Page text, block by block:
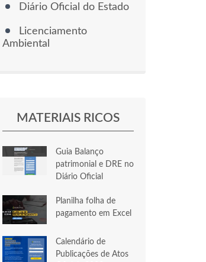
Diário Oficial do Estado
Licenciamento
Ambiental
MATERIAIS RICOS
Guia Balanço
patrimonial e DRE no
Diário Oficial
Planilha folha de
pagamento em Excel
Calendário de
Publicações de Atos